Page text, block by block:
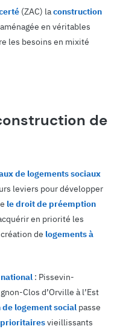
(ZAC) laconstruction
en véritables
les besoins en mixité
de
de logements sociaux
leviers pour développer
le droit de préemption
en priorité les
de logements à
: Pissevin-
Clos d’Orville à l’Est
logement social passe
vieillissants